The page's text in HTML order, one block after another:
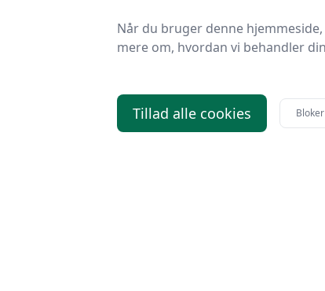
Når du bruger denne
mere om, hvordan vi behandler
Tillad alle cookies